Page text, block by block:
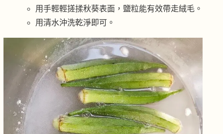
用手輕輕搓揉秋葵表面，鹽粒能有效帶走絨毛。
用清水沖洗乾淨即可。